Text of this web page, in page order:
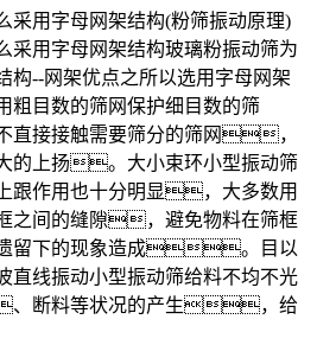
采用字母网架结构(粉筛振动原理)
采用字母网架结构玻璃粉振动筛为
构--网架优点之所以选用字母网架
粗目数的筛网保护细目数的筛
接接触需要筛分的筛网，
的上扬。大小束环小型振动筛
跟作用也十分明显，大多数用
之间的缝隙，避免物料在筛框
遗留下的现象造成。目以
直线振动小型振动筛给料不均不光
断料等状况的产生，给